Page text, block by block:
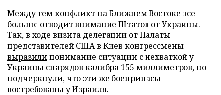
Между тем конфликт на Ближнем Востоке все
больше отводит внимание Штатов от Украины.
Так, в ходе визита делегации от Палаты
представителей США в Киев конгрессмены
выразилипонимание ситуации с нехваткой у
Украины снарядов калибра 155 миллиметров, но
подчеркнули, что эти же боеприпасы
востребованы у Израиля.